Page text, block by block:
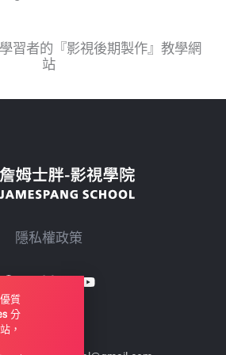
習者的『影視後期製作』教學網
站
隱私權政策
質
分
，